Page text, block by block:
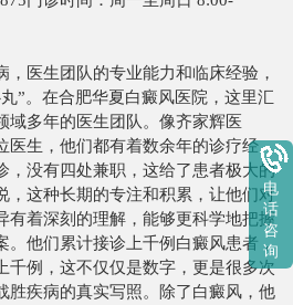
，医生团队的专业能力和临床经验，
”。在合肥华夏白癜风医院，这里汇
域多年的医生团队。像齐家辉医
医生，他们都有着数余年的诊疗经
，没有四处兼职，这给了患者极大的
，这种长期的专注和积累，让他们对
有着深刻的理解，能够更科学地把握
。他们累计接诊上千例白癜风患者，
千例，这不仅仅是数字，更是很多次
胜疾病的真实写照。除了白癜风，他
电
话
咨
询